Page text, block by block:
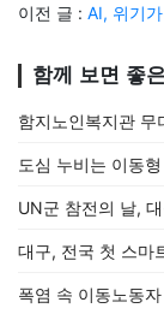
이전 글 : AI, 위기
함께 보면 좋
함지노인복지관
도심 누비는 이동
UN군 참전의 날,
대구, 전국 첫 스마
폭염 속 이동노동